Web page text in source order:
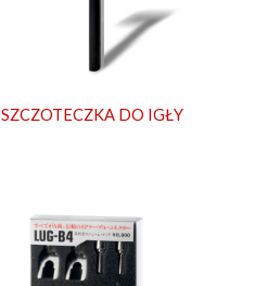
SZCZOTECZKA DO IGŁY